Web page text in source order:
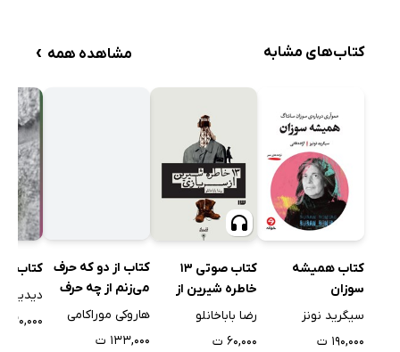
کتاب‌های مشابه مشاهده همه ›
کتاب همیشه
سوزان
سیگرید نونز
۱۹۰,۰۰۰ ت
کتاب صوتی 13
خاطره شیرین از
سربازی
رضا باباخانلو
۶۰,۰۰۰ ت
کتاب از دو که حرف
می‌زنم از چه حرف
می‌زنم
هاروکی موراکامی
۱۳۳,۰۰۰ ت
کتاب
دیدیه
۱۳۰,۰۰۰ ت